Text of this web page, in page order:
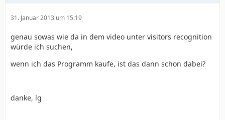
31. Januar 2013 um 15:19
genau sowas wie da in dem video unter visitors recognition
würde ich suchen,
wenn ich das Programm kaufe, ist das dann schon dabei?
danke, lg